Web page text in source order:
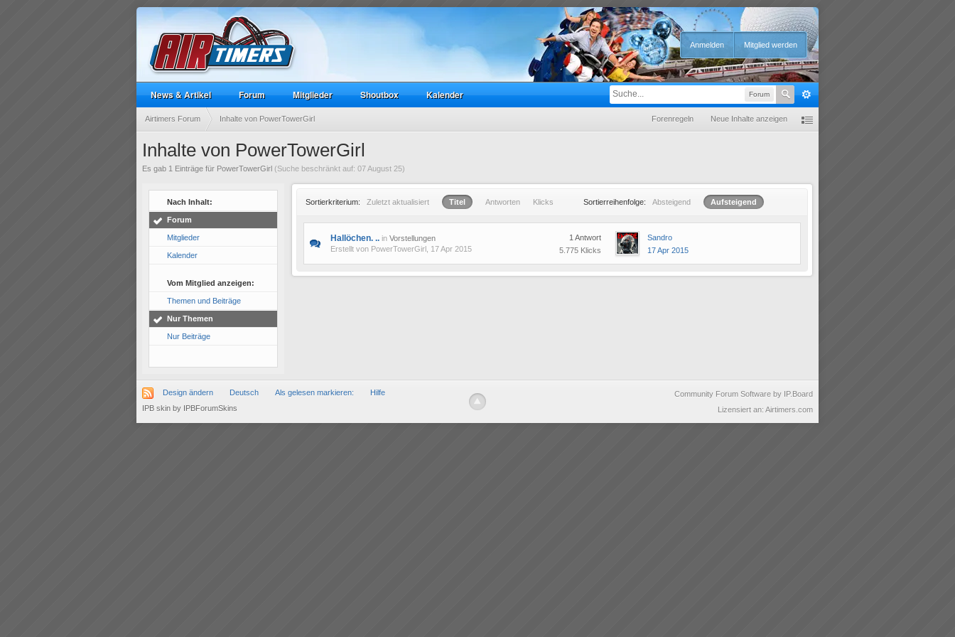
Anmelden Mitglied werden
Forum
News & Artikel Forum Mitglieder Shoutbox Kalender
Airtimers Forum Inhalte von PowerTowerGirl Forenregeln Neue Inhalte anzeigen
Inhalte von PowerTowerGirl
Es gab 1 Einträge für PowerTowerGirl (Suche beschränkt auf: 07 August 25)
Nach Inhalt:
Forum
Mitglieder
Kalender
Vom Mitglied anzeigen:
Themen und Beiträge
Nur Themen
Nur Beiträge
Sortierkriterium: Zuletzt aktualisiert Titel Antworten Klicks Sortierreihenfolge: Absteigend Aufsteigend
Hallöchen. .. in Vorstellungen
Erstellt von PowerTowerGirl , 17 Apr 2015
1 Antwort
5.775 Klicks
Sandro
17 Apr 2015
Design ändern Deutsch Als gelesen markieren: Hilfe
Community Forum Software by IP.Board
Lizensiert an: Airtimers.com
IPB skin by IPBForumSkins